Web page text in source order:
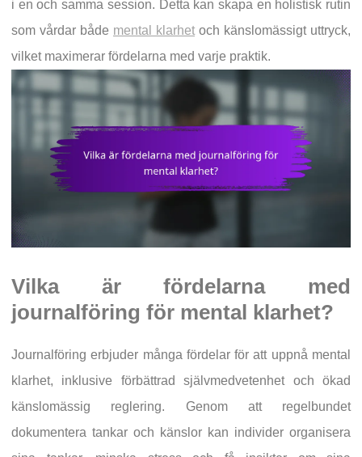
i en och samma session. Detta kan skapa en holistisk rutin
som vårdar både mental klarhet och känslomässigt uttryck,
vilket maximerar fördelarna med varje praktik.
Vilka är fördelarna med
journalföring för mental klarhet?
Journalföring erbjuder många fördelar för att uppnå mental
klarhet, inklusive förbättrad självmedvetenhet och ökad
känslomässig reglering. Genom att regelbundet
dokumentera tankar och känslor kan individer organisera